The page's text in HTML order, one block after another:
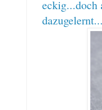
eckig...doch